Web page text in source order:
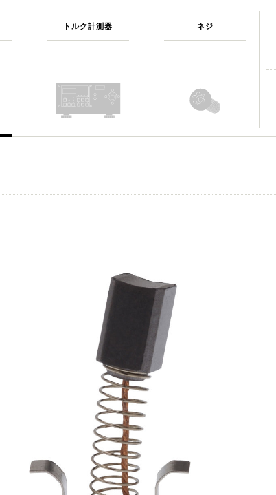
トルク計測器 ネジ